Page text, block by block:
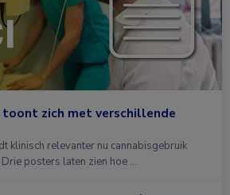
zich met verschillende
klinisch relevanter nu cannabisgebruik
posters laten zien hoe …